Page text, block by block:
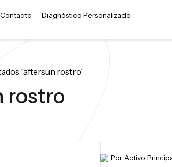
Contacto Diagnóstico Personalizado
“aftersun rostro”
rostro